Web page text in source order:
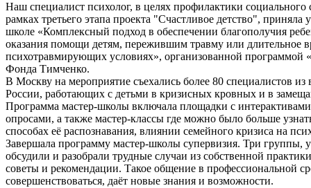
Наш специалист психолог, в целях профилактики социального
рамках третьего этапа проекта "Счастливое детство", приняла
школе «Комплексный подход в обеспечении благополучия
оказания помощи детям, пережившим травму или длительное
психотравмирующих условиях», организованной программой
Фонда Тимченко.
В Москву на мероприятие съехались более 80 специалистов из
России, работающих с детьми в кризисных кровных и в
Программа мастер-школы включала площадки с
опросами, а также мастер-классы где можно было больше
способах её распознавания, влиянии семейного кризиса на
Завершала программу мастер-школы супервизия. Три группы,
обсудили и разобрали трудные случаи из собственной
советы и рекомендации. Такое общение в профессиональной
совершенствоваться, даёт новые знания и возможности.